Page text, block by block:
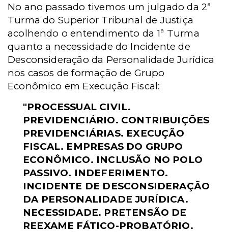
No ano passado tivemos um julgado da 2ª
Turma do Superior Tribunal de Justiça
acolhendo o entendimento da 1ª Turma
quanto a necessidade do Incidente de
Desconsideração da Personalidade Jurídica
nos casos de formação de Grupo
Econômico em Execução Fiscal:
"PROCESSUAL CIVIL.
PREVIDENCIÁRIO. CONTRIBUIÇÕES
PREVIDENCIÁRIAS. EXECUÇÃO
FISCAL. EMPRESAS DO GRUPO
ECONÔMICO. INCLUSÃO NO POLO
PASSIVO. INDEFERIMENTO.
INCIDENTE DE DESCONSIDERAÇÃO
DA PERSONALIDADE JURÍDICA.
NECESSIDADE. PRETENSÃO DE
REEXAME FÁTICO-PROBATÓRIO.